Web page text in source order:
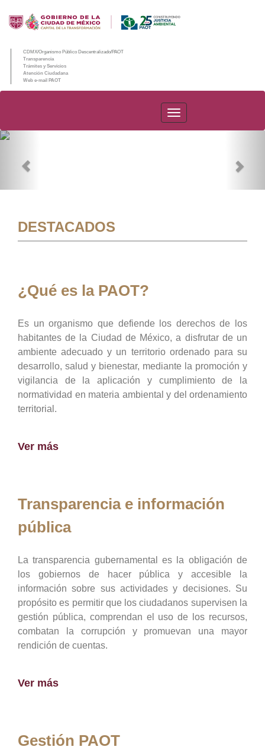
CDMX/Organismo Público Descentralizado/PAOT
Transparencia
Trámites y Servicios
Atención Ciudadana
Web e-mail PAOT
PAOT
DESTACADOS
¿Qué es la PAOT?
Es un organismo que defiende los derechos de los
habitantes de la Ciudad de México, a disfrutar de un
ambiente adecuado y un territorio ordenado para su
desarrollo, salud y bienestar, mediante la promoción y
vigilancia de la aplicación y cumplimiento de la
normatividad en materia ambiental y del ordenamiento
territorial.
Ver más
Transparencia e información
pública
La transparencia gubernamental es la obligación de
los gobiernos de hacer pública y accesible la
información sobre sus actividades y decisiones. Su
propósito es permitir que los ciudadanos supervisen la
gestión pública, comprendan el uso de los recursos,
combatan la corrupción y promuevan una mayor
rendición de cuentas.
Ver más
Gestión PAOT